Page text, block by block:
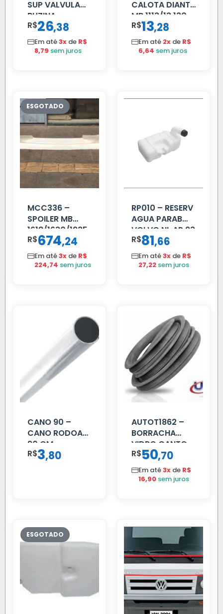
SUP VALVULA
BUZINA
C/ALAVANCA
R$26,38
Em até3x de R$
8,79 sem juros
CALOTA DIANT
MB 1113/13.130
R$13,28
Em até 2x de R$
6,64 sem juros
MCC336 –
SPOILER MB
1618/1630/1935
04 FAR
C/BIGOD
R$674,24
Em até3x de R$
224,74 sem juros
RP010 – RESERV
AGUA PARAB
VOLVO NL AP 93
R$81,66
Em até3x de R$
27,22 sem juros
CANO 90 –
CANO RODOAR
90 CM
R$3,80
AUTOT1862 –
BORRACHA
VIDRO CANTO
VOLVO NL
80/88…
R$50,70
Em até3x de R$
16,90 sem juros